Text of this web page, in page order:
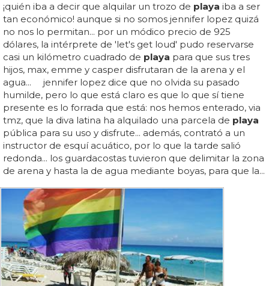
¡quién iba a decir que alquilar un trozo de playa iba a ser
tan económico! aunque si no somos jennifer lopez quizá
no nos lo permitan... por un módico precio de 925
dólares, la intérprete de 'let's get loud' pudo reservarse
casi un kilómetro cuadrado de playa para que sus tres
hijos, max, emme y casper disfrutaran de la arena y el
agua... jennifer lopez dice que no olvida su pasado
humilde, pero lo que está claro es que lo que sí tiene
presente es lo forrada que está: nos hemos enterado, via
tmz, que la diva latina ha alquilado una parcela de playa
pública para su uso y disfrute... además, contrató a un
instructor de esquí acuático, por lo que la tarde salió
redonda... los guardacostas tuvieron que delimitar la zona
de arena y hasta la de agua mediante boyas, para que la...